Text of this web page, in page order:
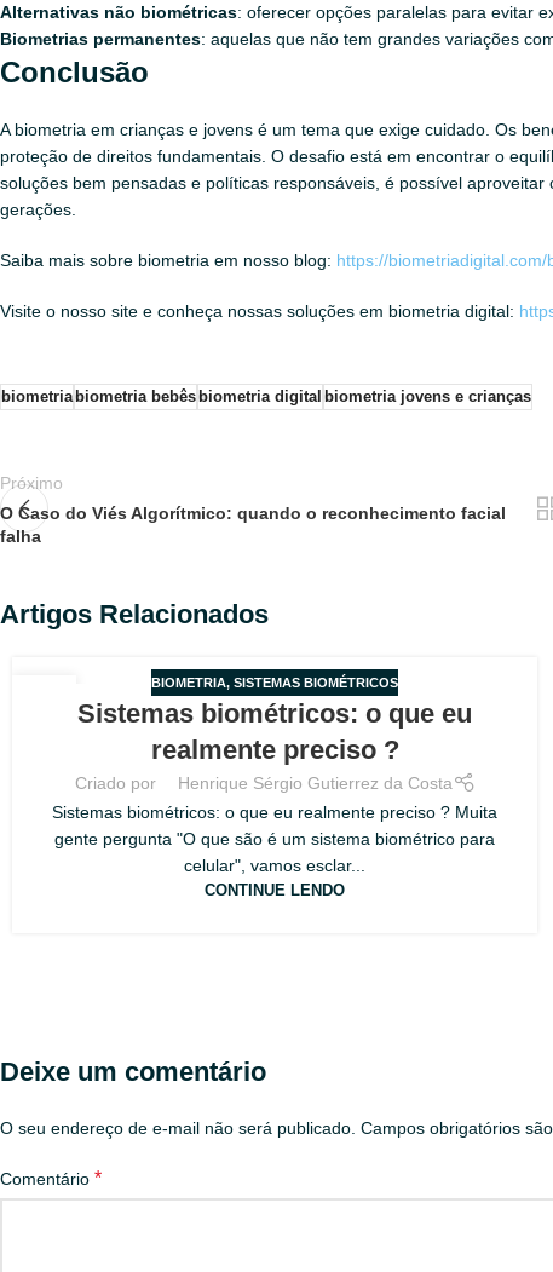
Alternativas não biométricas: oferecer opções paralelas para evitar
Biometrias permanentes: aquelas que não tem grandes variações
Conclusão
A biometria em crianças e jovens é um tema que exige cuidado. Os
proteção de direitos fundamentais. O desafio está em encontrar o
soluções bem pensadas e políticas responsáveis, é possível
gerações.
Saiba mais sobre biometria em nosso blog: https://biometriadigital.com/
Visite o nosso site e conheça nossas soluções em biometria digital:
biometriabiometria bebêsbiometria digital biometria jovens e crianças
Próximo
O Caso do Viés Algorítmico: quando o reconhecimento facial
falha
Artigos Relacionados
BIOMETRIA,SISTEMAS BIOMÉTRICOS
Sistemas biométricos: o que eu
realmente preciso ?
Criado por
Henrique Sérgio Gutierrez da Costa
Sistemas biométricos: o que eu realmente preciso ? Muita
gente pergunta "O que são é um sistema biométrico para
celular", vamos esclar...
CONTINUE LENDO
Deixe um comentário
O seu endereço de e-mail não será publicado. Campos obrigatórios
Comentário *